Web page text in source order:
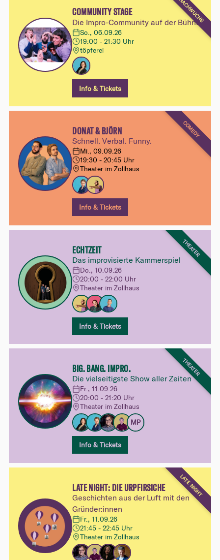
NACHWUCHS
COMMUNITY STAGE
Die Impro-Community auf der Bühne
So., 06.09.26
19:00 - 21:30 Uhr
töpferei
Info & Tickets
COMEDY
DONAT & BJÖRN
Schnell. Verbal. Funny.
Mi., 09.09.26
19:30 - 20:45 Uhr
Theater im Zollhaus
Info & Tickets
THEATER
ECHTZEIT
Das improvisierte Kammerspiel
Do., 10.09.26
20:00 - 22:00 Uhr
Theater im Zollhaus
Info & Tickets
THEATER
BIG. BANG. IMPRO.
Die vielseitigste Show aller Zeiten
Fr., 11.09.26
20:00 - 21:20 Uhr
Theater im Zollhaus
MP
Info & Tickets
LATE NIGHT
LATE NIGHT: DIE URPFIRSICHE
Geschichten aus der Luft mit den
Gründer:innen
Fr., 11.09.26
21:45 - 22:45 Uhr
Theater im Zollhaus